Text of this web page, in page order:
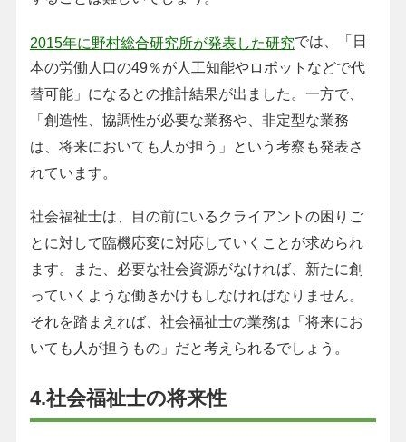
2015年に野村総合研究所が発表した研究では、「日
本の労働人口の49％が人工知能やロボットなどで代
替可能」になるとの推計結果が出ました。一方で、
「創造性、協調性が必要な業務や、非定型な業務
は、将来においても人が担う」という考察も発表さ
れています。
社会福祉士は、目の前にいるクライアントの困りご
とに対して臨機応変に対応していくことが求められ
ます。また、必要な社会資源がなければ、新たに創
っていくような働きかけもしなければなりません。
それを踏まえれば、社会福祉士の業務は「将来にお
いても人が担うもの」だと考えられるでしょう。
4.社会福祉士の将来性